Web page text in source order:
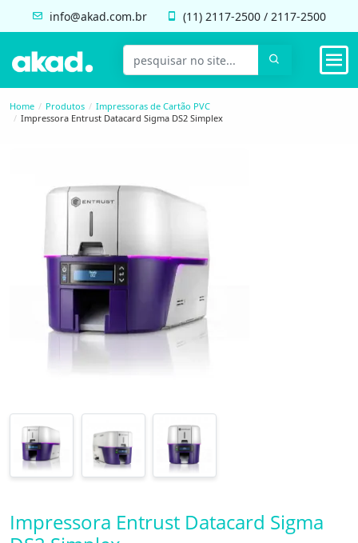
info@akad.com.br (11) 2117-2500 / 2117-2500
Home Produtos
Impressoras de Cartão PVC
Impressora Entrust Datacard Sigma DS2 Simplex
Impressora Entrust Datacard Sigma